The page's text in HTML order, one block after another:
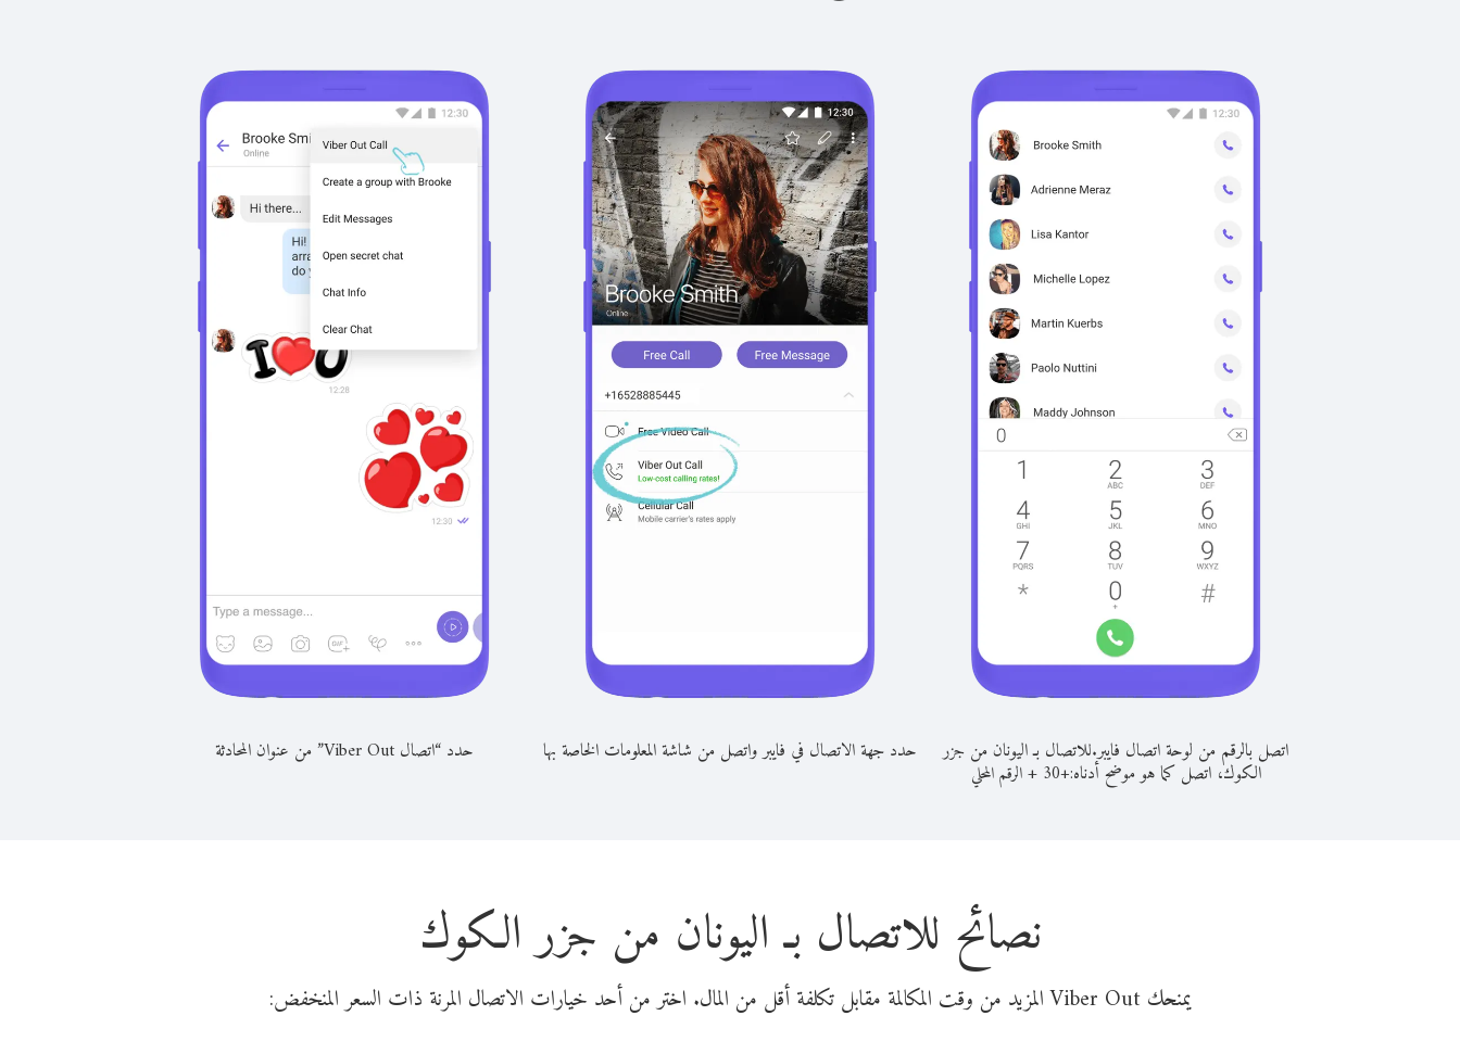
اتصل بالرقم من لوحة اتصال فايبر.للاتصال بـ اليونان من جزر
الكوك، اتصل كما هو موضح أدناه:+
30
+الرقم المحلي
حدد جهة الاتصال في فايبر واتصل من شاشة المعلومات الخاصة بها حدد “اتصال Viber Out” من عنوان المحادثة
نصائح للاتصال بـ اليونان من جزر الكوك
يمنحك Viber Out المزيد من وقت المكالمة مقابل تكلفة أقل من المال. اختر من أحد خيارات الاتصال المرنة ذات السعر المنخفض: